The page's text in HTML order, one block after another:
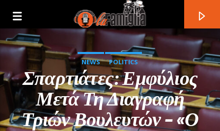
NEWS POLITICS
Σπαρτιάτες: Εμφύλιος
Μετά Τη Διαγραφή
Τριών Βουλευτών – «Ο